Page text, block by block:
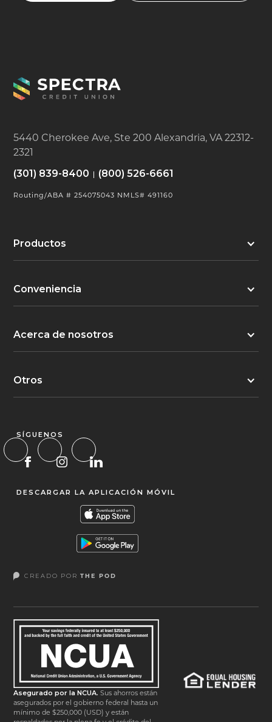
5440 Cherokee Ave, Ste 200 Alexandria, VA 22312-
2321
(301) 839-8400
(800) 526-6661
Routing/ABA # 254075043 NMLS# 491160
Productos
Conveniencia
Acerca de nosotros
Otros
SÍGUENOS
DESCARGAR LA APLICACIÓN MÓVIL
CREADO PORTHE POD
Asegurado por la NCUA. Sus ahorros están
asegurados por el gobierno federal hasta un
mínimo de $250,000 (USD) y están